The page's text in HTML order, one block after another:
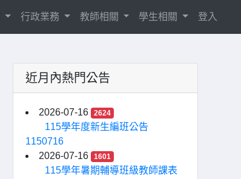
行政業務 教師相關 學生相關 登入
近月內熱門公告
2026-07-16 2624
115學年度新生編班公告
1150716
2026-07-16
1601
115學年暑期輔導班級教師課表